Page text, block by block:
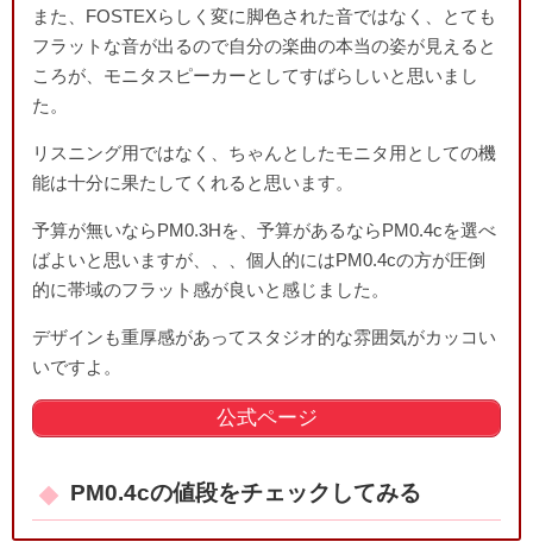
また、FOSTEXらしく変に脚色された音ではなく、とても
フラットな音が出るので自分の楽曲の本当の姿が見えると
ころが、モニタスピーカーとしてすばらしいと思いまし
た。
リスニング用ではなく、ちゃんとしたモニタ用としての機
能は十分に果たしてくれると思います。
予算が無いならPM0.3Hを、予算があるならPM0.4cを選べ
ばよいと思いますが、、、個人的にはPM0.4cの方が圧倒
的に帯域のフラット感が良いと感じました。
デザインも重厚感があってスタジオ的な雰囲気がカッコい
いですよ。
公式ページ
PM0.4cの値段をチェックしてみる